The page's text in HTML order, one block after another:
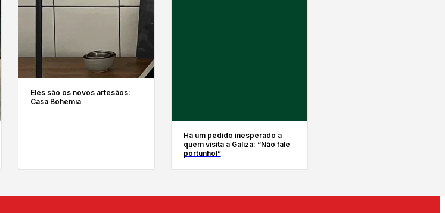
Eles são os novos artesãos:
Casa Bohemia
Há um pedido inesperado a
quem visita a Galiza: “Não fale
portunhol”